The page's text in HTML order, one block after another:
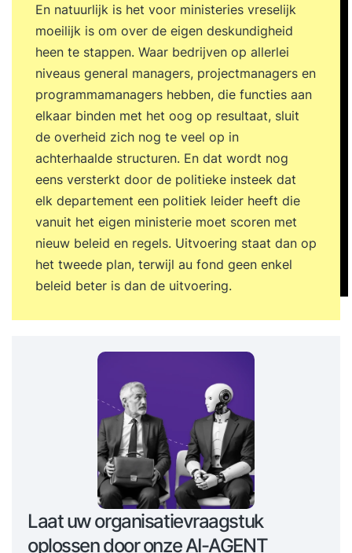
En natuurlijk is het voor ministeries vreselijk
moeilijk is om over de eigen deskundigheid
heen te stappen. Waar bedrijven op allerlei
niveaus general managers, projectmanagers en
programmamanagers hebben, die functies aan
elkaar binden met het oog op resultaat, sluit
de overheid zich nog te veel op in
achterhaalde structuren. En dat wordt nog
eens versterkt door de politieke insteek dat
elk departement een politiek leider heeft die
vanuit het eigen ministerie moet scoren met
nieuw beleid en regels. Uitvoering staat dan op
het tweede plan, terwijl au fond geen enkel
beleid beter is dan de uitvoering.
Laat uw organisatievraagstuk
oplossen door onze AI-AGENT